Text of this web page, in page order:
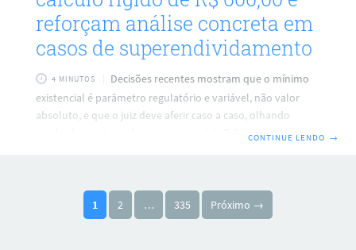
reforçam análise concreta em
casos de superendividamento
4 MINUTOS
Decisões recentes mostram que o mínimo
existencial é parâmetro regulatório e variável, não valor
absoluto, e que o juiz deve aferir caso a caso, olhando
renda, descontos e despesas essenciais Tribunais estaduais
Em julgados que envolvem servidores, professores e
trabalhadores com despesas médicas, os magistrados
CONTINUE LENDO →
Paginação de posts
1 2 … 335 Próximo →